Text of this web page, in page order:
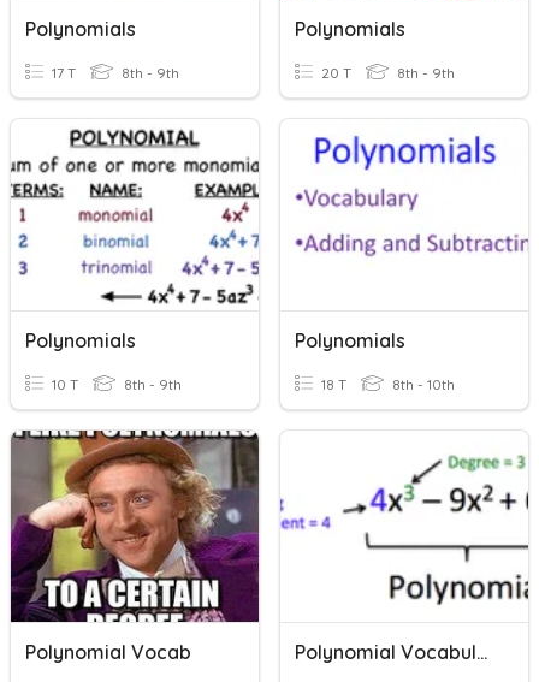
Polynomials
17 T 8th - 9th
Polynomials
20 T 8th - 9th
Polynomials
10 T 8th - 9th
Polynomials
18 T 8th - 10th
Polynomial Vocab Polynomial Vocabulary